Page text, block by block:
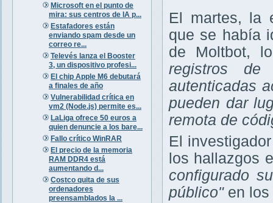
Microsoft en el punto de
mira: sus centros de IA p...
Estafadores están
enviando spam desde un
correo re...
Televés lanza el Booster
3, un dispositivo profesi...
El chip Apple M6 debutará
a finales de año
Vulnerabilidad crítica en
vm2 (Node.js) permite es...
LaLiga ofrece 50 euros a
quien denuncie a los bare...
Fallo crítico WinRAR
El precio de la memoria
RAM DDR4 está
aumentando d...
Costco quita de sus
ordenadores
preensamblados la ...
El martes, la
que se había
de Moltbot,
registros de
autenticadas
pueden dar
remota de
El
los hallazgos
configurado
público"en los